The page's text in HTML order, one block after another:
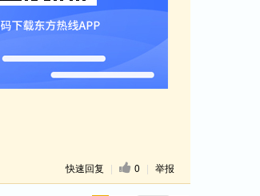
快速回复 | 0 | 举报